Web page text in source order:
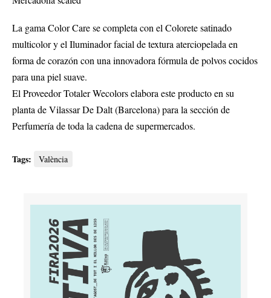
La gama Color Care se completa con el Colorete satinado
multicolor y el Iluminador facial de textura aterciopelada en
forma de corazón con una innovadora fórmula de polvos cocidos
para una piel suave.
El Proveedor Totaler Wecolors elabora este producto en su
planta de Vilassar De Dalt (Barcelona) para la sección de
Perfumería de toda la cadena de supermercados.
Tags: València